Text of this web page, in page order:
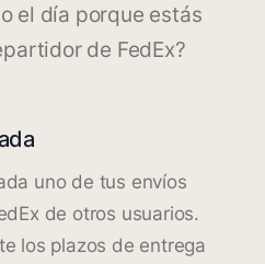
el día porque estás
de FedEx?
uno de tus envíos
de otros usuarios.
los plazos de entrega